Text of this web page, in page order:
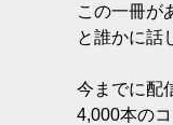
この一冊が
と誰かに話
今までに配
4,000本のコ